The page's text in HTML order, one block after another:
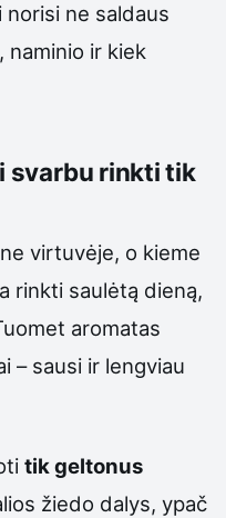
ne saldaus
naminio ir kiek
svarbu rinkti tik
virtuvėje, o kieme
rinkti saulėtą dieną,
aromatas
– sausi ir lengviau
tik geltonus
žiedo dalys, ypač